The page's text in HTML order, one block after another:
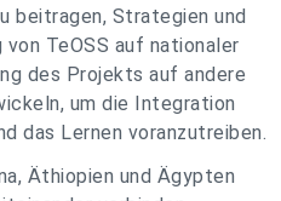
beitragen, Strategien und
TeOSS auf nationaler
des Projekts auf andere
um die Integration
das Lernen voranzutreiben.
Äthiopien und Ägypten